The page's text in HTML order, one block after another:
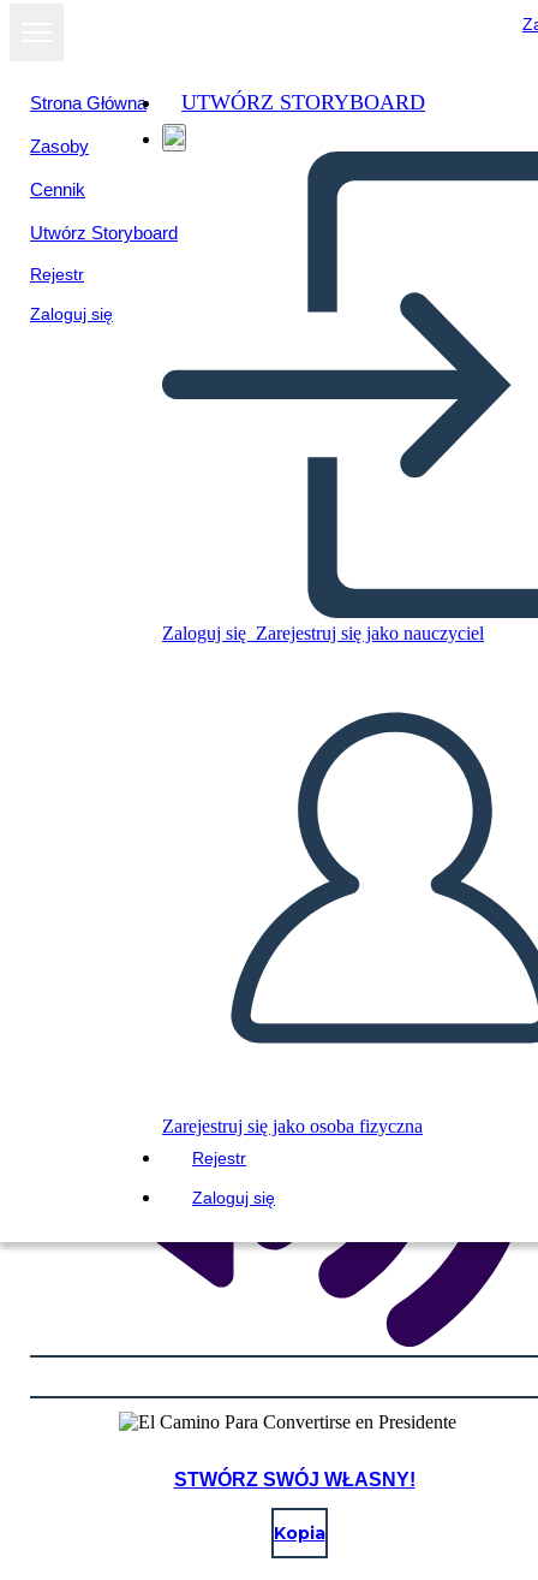
Strona Główna
Zasoby
Cennik
Utwórz Storyboard
Rejestr
Zaloguj się
UTWÓRZ STORYBOARD
Zaloguj się Zarejestruj się jako nauczyciel
Zarejestruj się jako osoba fizyczna
Rejestr
Zaloguj się
El Camino Para Convertirse
en Presidente
Skopiuj tę scenorys
STWÓRZ SCENORYS
ODTWARZANIE POKAZU SLAJDÓW
PRZECZYTAJ MI
STWÓRZ SWÓJ WŁASNY!
Kopia